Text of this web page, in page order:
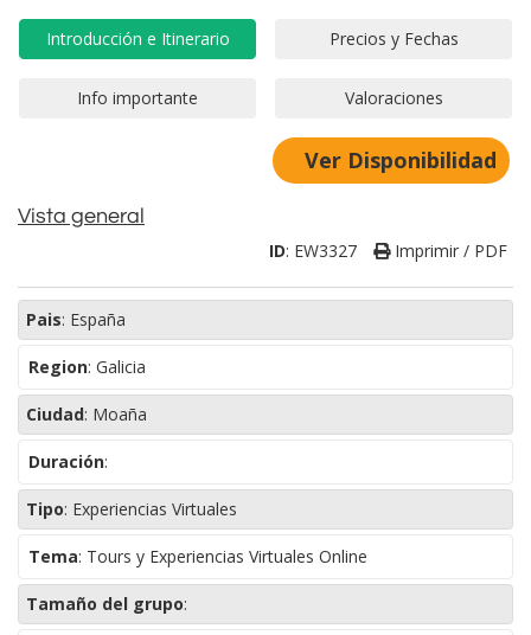
Ver Disponibilidad
Vista general
ID: EW3327 Imprimir / PDF
Pais: España
Region: Galicia
Ciudad: Moaña
Duración:
Tipo: Experiencias Virtuales
Tema: Tours y Experiencias Virtuales Online
Tamaño del grupo: